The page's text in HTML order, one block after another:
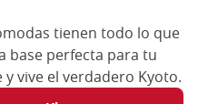
tienen todo lo que
base perfecta para tu
vive el verdadero Kyoto.